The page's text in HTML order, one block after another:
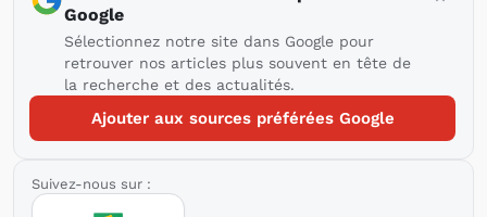
Google
Sélectionnez notre site dans Google pour
retrouver nos articles plus souvent en tête de
la recherche et des actualités.
Ajouter aux sources préférées Google
Suivez-nous sur :